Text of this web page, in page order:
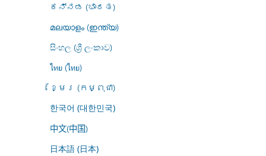
ಕನ್ನಡ (ಭಾರತ)
മലയാളം (ഇന്ത്യ)
සිංහල (ශ්‍රී ලංකාව)
ไทย (ไทย)
ខ្មែរ (កម្ពុជា)
한국어 (대한민국)
中文(中国)
日本語 (日本)